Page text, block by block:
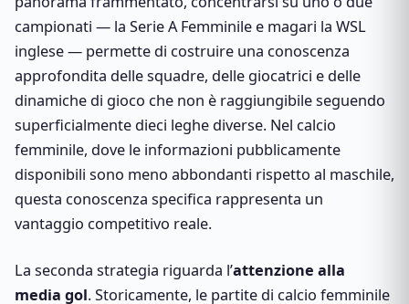
campionati — la Serie A Femminile e magari la WSL
inglese — permette di costruire una conoscenza
approfondita delle squadre, delle giocatrici e delle
dinamiche di gioco che non è raggiungibile seguendo
superficialmente dieci leghe diverse. Nel calcio
femminile, dove le informazioni pubblicamente
disponibili sono meno abbondanti rispetto al maschile,
questa conoscenza specifica rappresenta un
vantaggio competitivo reale.
La seconda strategia riguarda l’attenzione alla
media gol. Storicamente, le partite di calcio femminile